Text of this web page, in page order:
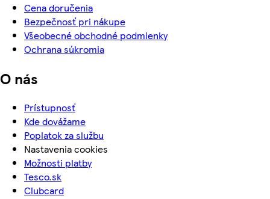
Cena doručenia
Bezpečnosť pri nákupe
Všeobecné obchodné podmienky
Ochrana súkromia
O nás
Prístupnosť
Kde dovážame
Poplatok za službu
Nastavenia cookies
Možnosti platby
Tesco.sk
Clubcard